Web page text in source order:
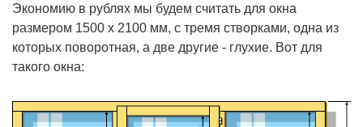
Экономию в рублях мы будем считать для окна
размером 1500 х 2100 мм, с тремя створками, одна из
которых поворотная, а две другие - глухие. Вот для
такого окна: